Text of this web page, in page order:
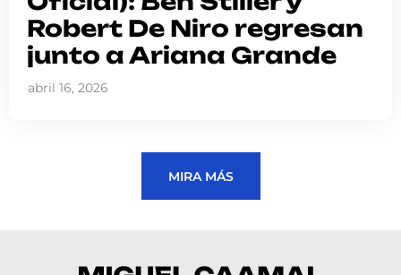
Robert De Niro regresan
junto a Ariana Grande
abril 16, 2026
MIRA MÁS